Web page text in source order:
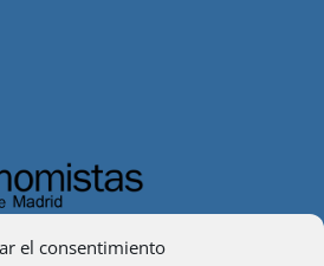
el consentimiento